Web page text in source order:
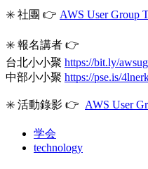
✳️ 社團 👉 AWS User Group
✳️ 報名講者 👉
台北小小聚 https://bit.ly/
中部小小聚 https://pse.is/
✳️ 活動錄影 👉 AWS User
学会
technology